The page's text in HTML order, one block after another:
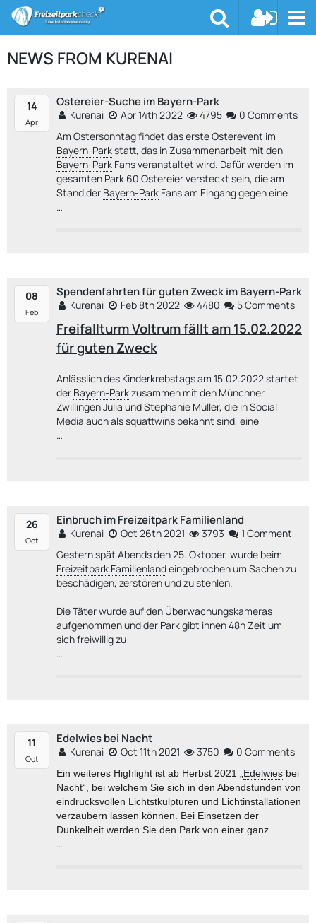
NEWS FROM KURENAI
14
Apr
Ostereier-Suche im Bayern-Park
Kurenai Apr 14th 2022 4795
0 Comments
Am Ostersonntag findet das erste Osterevent im
Bayern-Parkstatt, das in Zusammenarbeit mit den
Bayern-Park Fans veranstaltet wird. Dafür werden im
gesamten Park 60 Ostereier versteckt sein, die am
Stand der Bayern-Park Fans am Eingang gegen eine
…
08
Feb
Spendenfahrten für guten Zweck im Bayern-Park
Kurenai Feb 8th 2022 4480 5 Comments
Freifallturm Voltrum fällt am 15.02.2022
für guten Zweck
Anlässlich des Kinderkrebstags am 15.02.2022 startet
der Bayern-Parkzusammen mit den Münchner
Zwillingen Julia und Stephanie Müller, die in Social
Media auch als squattwins bekannt sind, eine
…
26
Oct
Einbruch im Freizeitpark Familienland
Kurenai Oct 26th 2021 3793
1 Comment
Gestern spät Abends den 25. Oktober, wurde beim
Freizeitpark Familienlandeingebrochen um Sachen zu
beschädigen, zerstören und zu stehlen.
Die Täter wurde auf den Überwachungskameras
aufgenommen und der Park gibt ihnen 48h Zeit um
sich freiwillig zu
…
11
Oct
Edelwies bei Nacht
Kurenai Oct 11th 2021 3750 0 Comments
Ein weiteres Highlight ist ab Herbst 2021 „ Edelwies bei
Nacht“, bei welchem Sie sich in den Abendstunden von
eindrucksvollen Lichtstkulpturen und Lichtinstallationen
verzaubern lassen können. Bei Einsetzen der
Dunkelheit werden Sie den Park von einer ganz
…